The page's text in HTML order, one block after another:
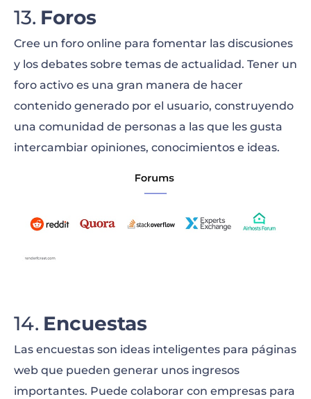
Foros
Cree un foro online para fomentar las discusiones
y los debates sobre temas de actualidad. Tener un
foro activo es una gran manera de hacer
contenido generado por el usuario, construyendo
una comunidad de personas a las que les gusta
intercambiar opiniones, conocimientos e ideas.
Encuestas
Las encuestas son ideas inteligentes para páginas
web que pueden generar unos ingresos
importantes. Puede colaborar con empresas para